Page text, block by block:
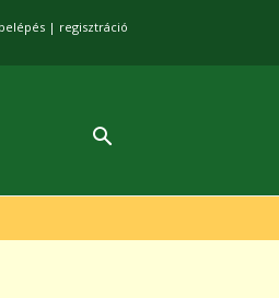
belépés | regisztráció